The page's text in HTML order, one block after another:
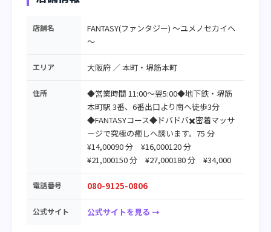
店舗名
FANTASY(ファンタジー) ～ユメノセカイヘ
～
エリア 大阪府 ／本町・堺筋本町
住所
◆営業時間 11:00～翌5:00◆地下鉄・堺筋
本町駅 3番、6番出口より南へ徒歩3分
◆FANTASYコース◆ドバドバ✖️密着マッサ
ージで究極の癒しへ誘います。75 分
¥14,00090 分 ¥16,000120 分
¥21,000150 分 ¥27,000180 分 ¥34,000
電話番号 080-9125-0806
公式サイト 公式サイトを見る →